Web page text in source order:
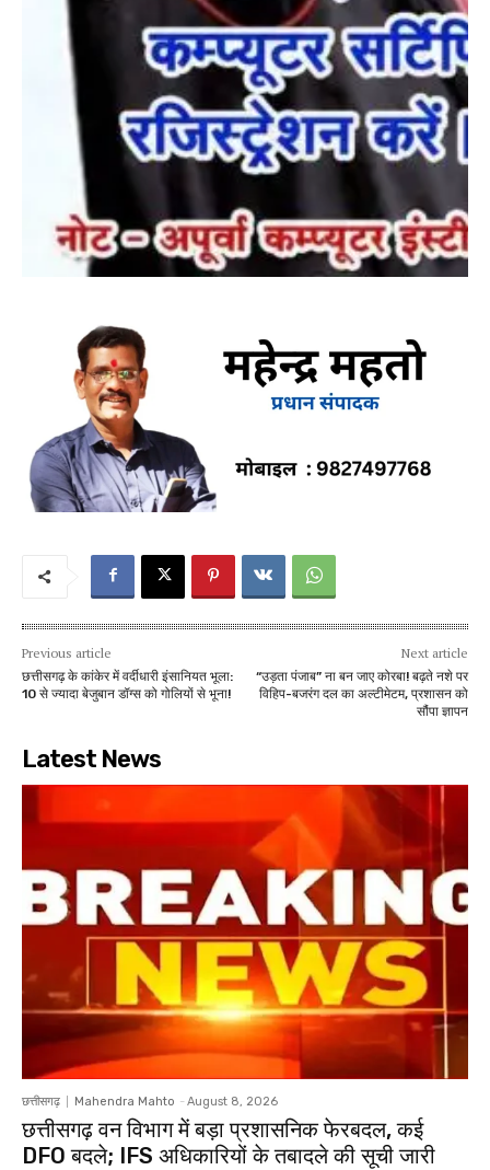
Previous article
छत्तीसगढ़ के कांकेर में वर्दीधारी इंसानियत भूला:
10 से ज्यादा बेजुबान डॉग्स को गोलियों से भूना!
Next article
“उड़ता पंजाब” ना बन जाए कोरबा! बढ़ते नशे पर
विहिप-बजरंग दल का अल्टीमेटम, प्रशासन को
सौंपा ज्ञापन
Latest News
छत्तीसगढ़ Mahendra Mahto - August 8, 2026
छत्तीसगढ़ वन विभाग में बड़ा प्रशासनिक फेरबदल, कई
DFO बदले; IFS अधिकारियों के तबादले की सूची जारी